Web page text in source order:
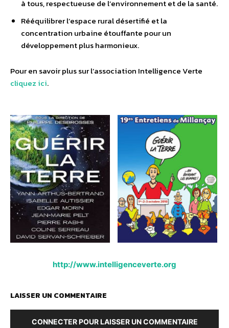
à tous, respectueuse de l’environnement et de la santé.
Rééquilibrer l’espace rural désertifié et la
concentration urbaine étouffante pour un
développement plus harmonieux.
Pour en savoir plus sur l’association Intelligence Verte
cliquez ici.
http://www.intelligenceverte.org
LAISSER UN COMMENTAIRE
CONNECTER POUR LAISSER UN COMMENTAIRE